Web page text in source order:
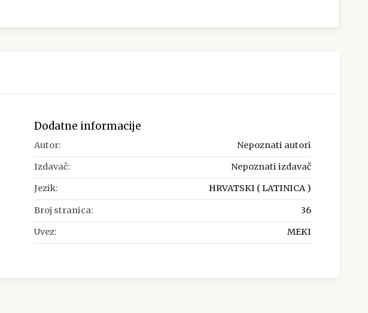
Dodatne informacije
Autor: Nepoznati autori
Izdavač: Nepoznati izdavač
Jezik: HRVATSKI ( LATINICA )
Broj stranica: 36
Uvez: MEKI